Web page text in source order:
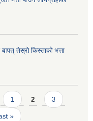
तेस्रो किस्ताको भत्ता
1 2 3
»